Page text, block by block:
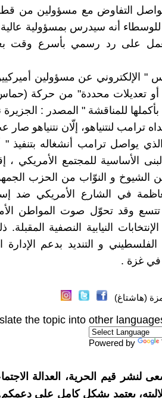
التفاوض مع مسؤولين من
أنه سيدرس بمسؤولية عالية
على رد رسمي بأسرع وقت
الإلكتروني عن مسؤولين
أو تعديلات محددة" من حركة
للمناقشة " المصدر :
ترامب لنتنياهو، إلّان نتنياهو
يواصل ترامب أنشغاله بتنفيذ "
الأساسية للمجتمع الأمريكي ،
الشيوخ و النوّاب من الحزب
في الشارع الأمريكي ضد
تتسع وقد تحوّل صوت المواطن
النيابية النصفية المقبلة.
و التنديد بدعم الإدارة
في غزة .
(هاشتاغ)
the topic into other
Powered by
قيم الحرية، العدالة
يعتمد بشكل كامل على